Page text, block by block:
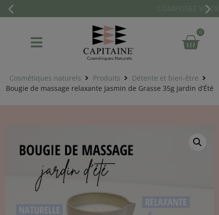
0
Cosmétiques naturels Produits
Détente et bien-être
Bougie de massage relaxante Jasmin de Grasse 35g Jardin d’Été